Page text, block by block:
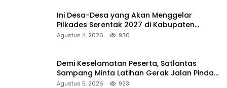
Ini Desa-Desa yang Akan Menggelar
Pilkades Serentak 2027 di Kabupaten
Sumenep
Agustus 4, 2026 930
Demi Keselamatan Peserta, Satlantas
Sampang Minta Latihan Gerak Jalan Pindah
ke Lokasi Aman
Agustus 5, 2026 923